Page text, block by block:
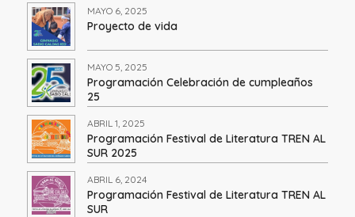
MAYO 6, 2025
Proyecto de vida
MAYO 5, 2025
Programación Celebración de cumpleaños
25
ABRIL 1, 2025
Programación Festival de Literatura TREN AL
SUR 2025
ABRIL 6, 2024
Programación Festival de Literatura TREN AL
SUR